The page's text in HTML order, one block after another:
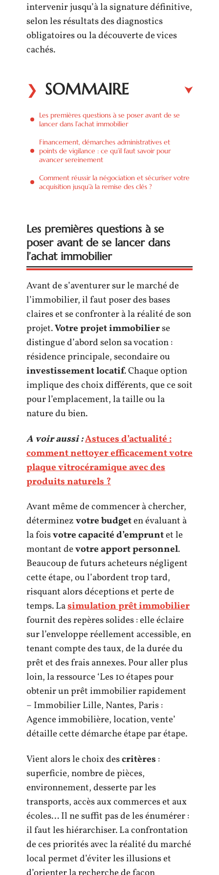
intervenir jusqu’à la signature définitive,
selon les résultats des diagnostics
obligatoires ou la découverte de vices
cachés.
SOMMAIRE
Les premières questions à se poser avant de se
lancer dans l’achat immobilier
Financement, démarches administratives et
points de vigilance : ce qu’il faut savoir pour
avancer sereinement
Comment réussir la négociation et sécuriser votre
acquisition jusqu’à la remise des clés ?
Les premières questions à se
poser avant de se lancer dans
l’achat immobilier
Avant de s’aventurer sur le marché de
l’immobilier, il faut poser des bases
claires et se confronter à la réalité de son
projet.Votre projet immobilierse
distingue d’abord selon sa vocation :
résidence principale, secondaire ou
investissement locatif. Chaque option
implique des choix différents, que ce soit
pour l’emplacement, la taille ou la
nature du bien.
A voir aussi :Astuces d’actualité :
comment nettoyer efficacement votre
plaque vitrocéramique avec des
produits naturels ?
Avant même de commencer à chercher,
déterminezvotre budgeten évaluant à
la foisvotre capacité d’empruntet le
montant devotre apport personnel.
Beaucoup de futurs acheteurs négligent
cette étape, ou l’abordent trop tard,
risquant alors déceptions et perte de
temps. Lasimulation prêt immobilier
fournit des repères solides : elle éclaire
sur l’enveloppe réellement accessible, en
tenant compte des taux, de la durée du
prêt et des frais annexes. Pour aller plus
loin, la ressource ‘Les 10 étapes pour
obtenir un prêt immobilier rapidement
– Immobilier Lille, Nantes, Paris :
Agence immobilière, location, vente’
détaille cette démarche étape par étape.
Vient alors le choix descritères :
superficie, nombre de pièces,
environnement, desserte par les
transports, accès aux commerces et aux
écoles… Il ne suffit pas de les énumérer :
il faut les hiérarchiser. La confrontation
de ces priorités avec la réalité du marché
local permet d’éviter les illusions et